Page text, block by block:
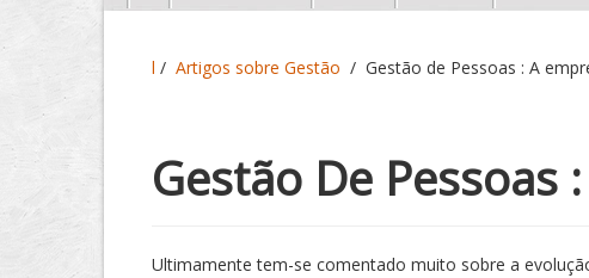
l / Artigos sobre Gestão / Gestão de Pessoas : A
Gestão De Pessoas
Ultimamente tem-se comentado muito sobre a